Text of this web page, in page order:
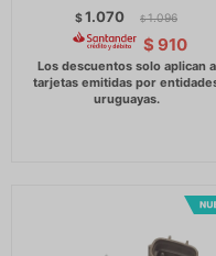
$1.070 $ 1.096
$ 910